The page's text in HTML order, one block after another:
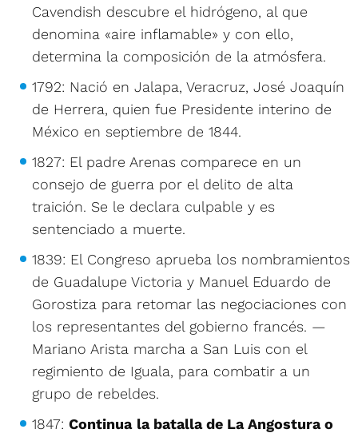
Cavendish descubre el hidrógeno, al que
denomina «aire inflamable» y con ello,
determina la composición de la atmósfera.
1792: Nació en Jalapa, Veracruz, José Joaquín
de Herrera, quien fue Presidente interino de
México en septiembre de 1844.
1827: El padre Arenas comparece en un
consejo de guerra por el delito de alta
traición. Se le declara culpable y es
sentenciado a muerte.
1839: El Congreso aprueba los nombramientos
de Guadalupe Victoria y Manuel Eduardo de
Gorostiza para retomar las negociaciones con
los representantes del gobierno francés. —
Mariano Arista marcha a San Luis con el
regimiento de Iguala, para combatir a un
grupo de rebeldes.
1847: Continua la batalla de La Angostura o